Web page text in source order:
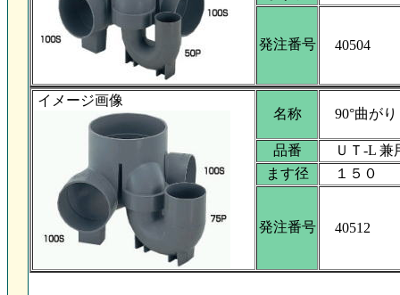
発注番号 40504
イメージ画像
名称
90°曲がり
品番
ＵＴ-L 兼
ます径
１５０
発注番号 40512